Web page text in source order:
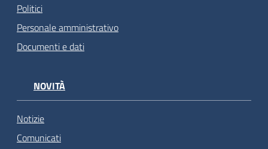
Politici
Personale amministrativo
Documenti e dati
NOVITÀ
Notizie
Comunicati